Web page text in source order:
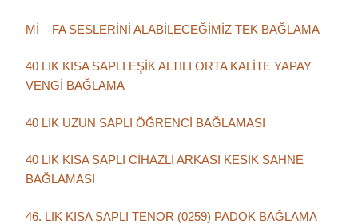
Mİ – FA SESLERİNİ ALABİLECEĞİMİZ TEK BAĞLAMA
40 LIK KISA SAPLI EŞİK ALTILI ORTA KALİTE YAPAY
VENGİ BAĞLAMA
40 LIK UZUN SAPLI ÖĞRENCİ BAĞLAMASI
40 LIK KISA SAPLI CİHAZLI ARKASI KESİK SAHNE
BAĞLAMASI
46. LIK KISA SAPLI TENOR (0259) PADOK BAĞLAMA